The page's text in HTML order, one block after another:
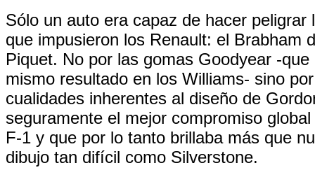
Sólo un auto era capaz de hacer peligrar
que impusieron los Renault: el Brabham
Piquet. No por las gomas Goodyear -que
mismo resultado en los Williams- sino
cualidades inherentes al diseño de
seguramente el mejor compromiso
F-1 y que por lo tanto brillaba más que
dibujo tan difícil como Silverstone.